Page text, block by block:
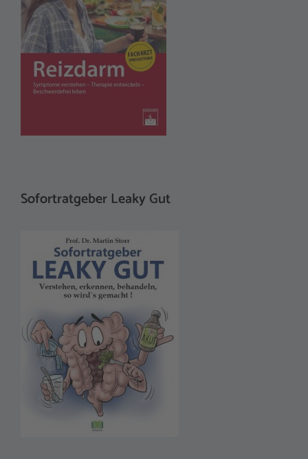
Sofortratgeber Leaky Gut